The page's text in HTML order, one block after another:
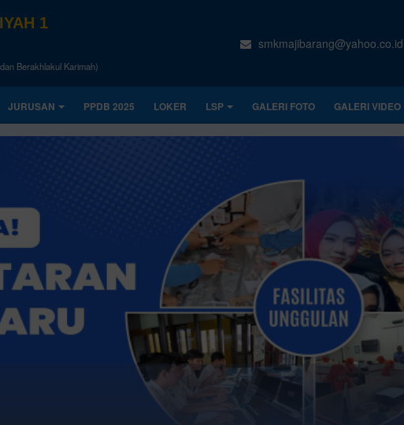
1
Berakhlakul Karimah)
smkmajibarang@yahoo.co.id
JURUSAN PPDB 2025 LOKER LSP GALERI FOTO GALERI VIDEO